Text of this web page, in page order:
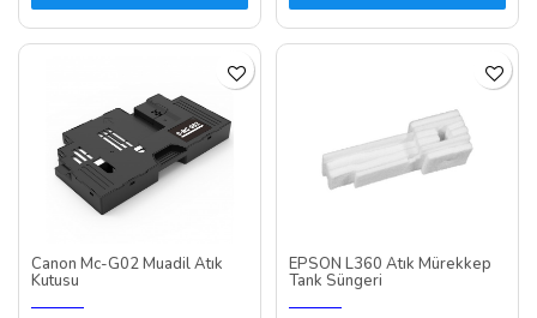
Canon Mc-G02 Muadil Atık
Kutusu
EPSON L360 Atık Mürekkep
Tank Süngeri